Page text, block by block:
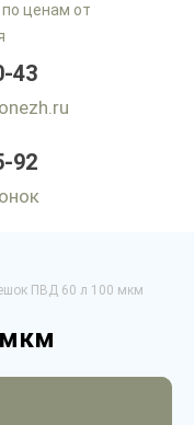
ценам от
43
92
ПВД 60 л 100 мкм